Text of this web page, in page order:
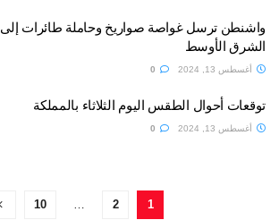
واشنطن ترسل غواصة صواريخ وحاملة طائرات إلى
الشرق الأوسط
أغسطس 13, 2024
توقعات أحوال الطقس اليوم الثلاثاء بالمملكة
أغسطس 13, 2024
1
2
…
10